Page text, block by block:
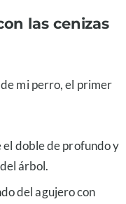
las cenizas
mi perro, el primer
doble de profundo y
árbol.
del agujero con